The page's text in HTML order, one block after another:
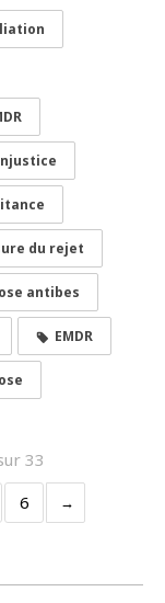
du rejet
antibes
EMDR
33
6